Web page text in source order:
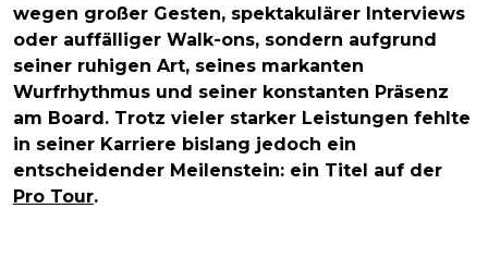
wegen großer Gesten, spektakulärer Interviews
oder auffälliger Walk-ons, sondern aufgrund
seiner ruhigen Art, seines markanten
Wurfrhythmus und seiner konstanten Präsenz
am Board. Trotz vieler starker Leistungen fehlte
in seiner Karriere bislang jedoch ein
entscheidender Meilenstein: ein Titel auf der
Pro Tour.